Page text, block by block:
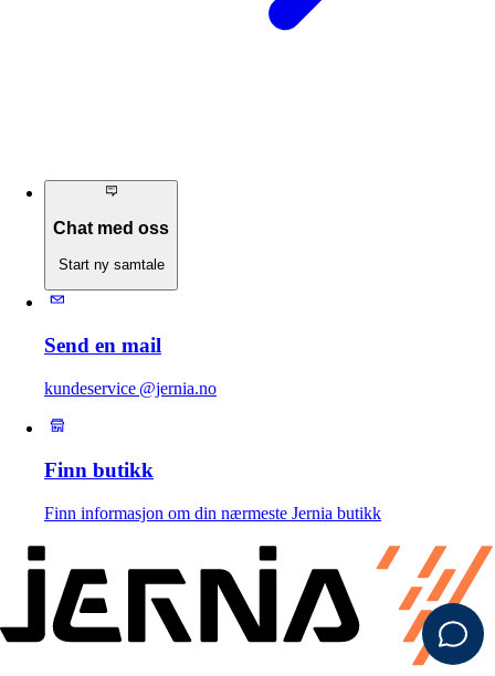
Chat med oss
Start ny samtale
Send en mail
kundeservice @jernia.no
Finn butikk
Finn informasjon om din nærmeste Jernia butikk